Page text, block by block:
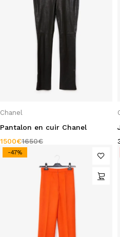
Chanel
Pantalon en cuir Chanel
1650€
1500€
-47%